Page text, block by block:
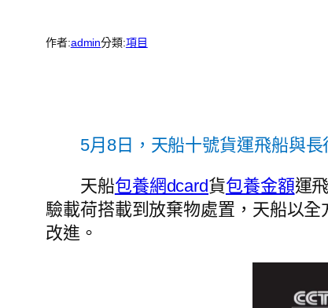
作者:admin分類:項目
5月8日，天船十號貨運飛船與
天船包養網dcard貨包養金額運
驗載荷搭載到放棄物處置，天船以
改進。